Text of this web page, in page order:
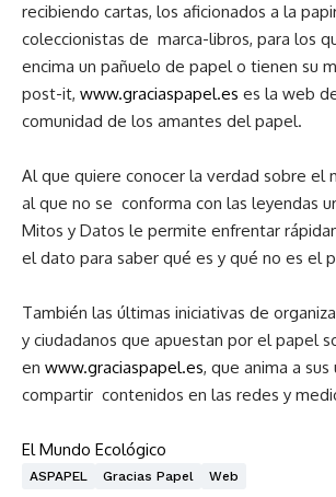
recibiendo cartas, los aficionados a la
coleccionistas de marca-libros, para los
encima un pañuelo de papel o tienen su
post-it, www.graciaspapel.es es la web
comunidad de los amantes del papel.
Al que quiere conocer la verdad sobre el
al que no se conforma con las leyendas
Mitos y Datos le permite enfrentar
el dato para saber qué es y qué no es el
También las últimas iniciativas de
y ciudadanos que apuestan por el papel
en www.graciaspapel.es, que anima a sus
compartir contenidos en las redes y
El Mundo Ecológico
ASPAPEL Gracias Papel Web